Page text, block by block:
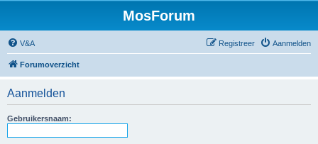
MosForum
V&A Aanmelden
Registreer
Forumoverzicht
Aanmelden
Gebruikersnaam: